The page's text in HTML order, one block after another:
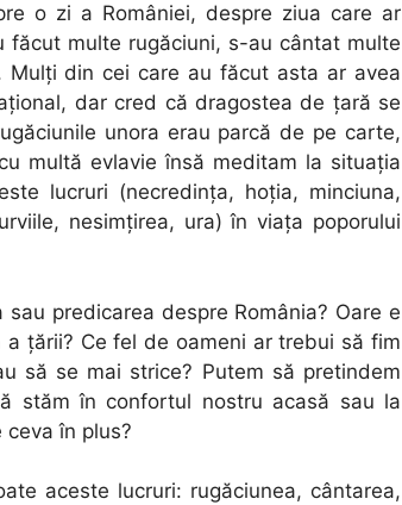
o zi a României, despre ziua care ar
multe rugăciuni, s-au cântat multe
din cei care au făcut asta ar avea
dar cred că dragostea de ţară se
unora erau parcă de pe carte,
multă evlavie însă meditam la situaţia
lucruri (necredinţa, hoţia, minciuna,
nesimţirea, ura) în viaţa poporului
predicarea despre România? Oare e
ţării? Ce fel de oameni ar trebui să fim
să se mai strice? Putem să pretindem
stăm în confortul nostru acasă sau la
ceva în plus?
aceste lucruri: rugăciunea, cântarea,